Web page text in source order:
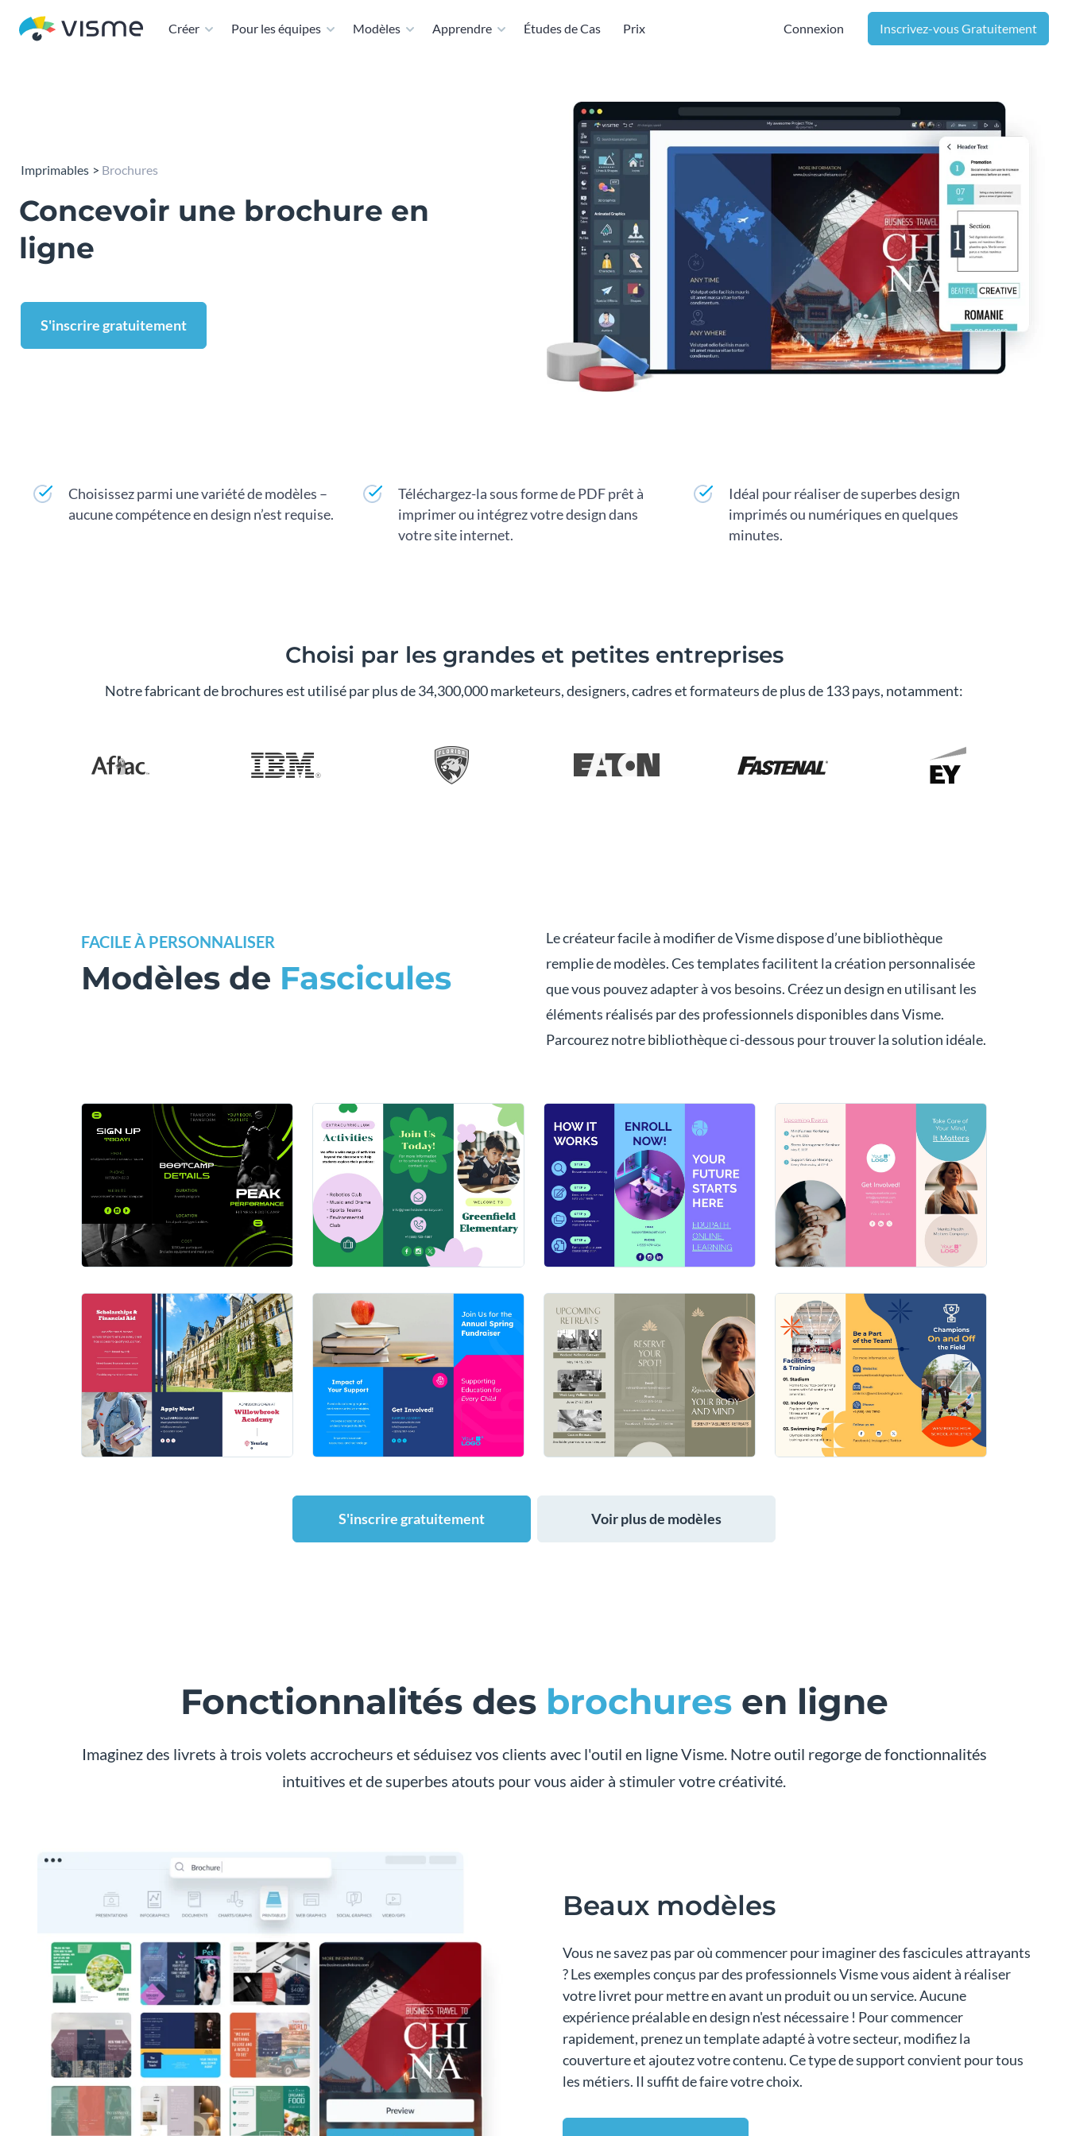
Créer Pour les équipes Modèles Apprendre Études de Cas Prix Connexion Inscrivez-vous Gratuitement
Imprimables Brochures
Concevoir une brochure en
ligne
S'inscrire gratuitement
Choisissez parmi une variété de modèles –
aucune compétence en design n’est requise.
Téléchargez-la sous forme de PDF prêt à
imprimer ou intégrez votre design dans
votre site internet.
Idéal pour réaliser de superbes design
imprimés ou numériques en quelques
minutes.
Choisi par les grandes et petites entreprises
Notre fabricant de brochures est utilisé par plus de 34,300,000 marketeurs, designers, cadres et formateurs de plus de 133 pays, notamment:
FACILE À PERSONNALISER
Modèles de Fascicules
Le créateur facile à modifier de Visme dispose d’une bibliothèque
remplie de modèles. Ces templates facilitent la création personnalisée
que vous pouvez adapter à vos besoins. Créez un design en utilisant les
éléments réalisés par des professionnels disponibles dans Visme.
Parcourez notre bibliothèque ci-dessous pour trouver la solution idéale.
S'inscrire gratuitement Voir plus de modèles
Fonctionnalités des brochuresen ligne
Imaginez des livrets à trois volets accrocheurs et séduisez vos clients avec l'outil en ligne Visme. Notre outil regorge de fonctionnalités
intuitives et de superbes atouts pour vous aider à stimuler votre créativité.
Beaux modèles
Vous ne savez pas par où commencer pour imaginer des fascicules attrayants
? Les exemples conçus par des professionnels Visme vous aident à réaliser
votre livret pour mettre en avant un produit ou un service. Aucune
expérience préalable en design n'est nécessaire ! Pour commencer
rapidement, prenez un template adapté à votre secteur, modifiez la
couverture et ajoutez votre contenu. Ce type de support convient pour tous
les métiers. Il suffit de faire votre choix.